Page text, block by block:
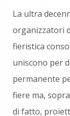
La ultra
organizzatori
fieristica
uniscono per
permanente
fiere ma,
di fatto,